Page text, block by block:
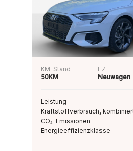
KM-Stand
50KM
EZ
Neuwagen
Leistung
Kraftstoffverbrauch,
CO₂-Emissionen
Energieeffizienzklasse